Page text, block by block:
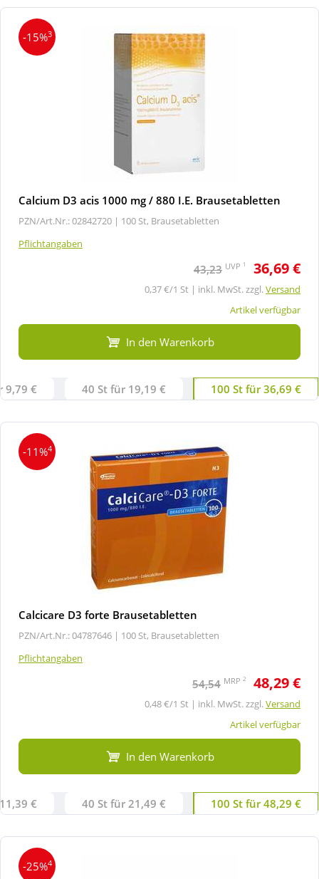
-15%3
Calcium D3 acis 1000 mg / 880 I.E. Brausetabletten
PZN/Art.Nr.: 02842720 | 100 St, Brausetabletten
Pflichtangaben
43,23 UVP 1 36,69 €
0,37 €/1 St | inkl. MwSt. zzgl.Versand
Artikel verfügbar
In den Warenkorb
9,79 € 40 St für 19,19 € 100 St für 36,69 €
-11%4
Calcicare D3 forte Brausetabletten
PZN/Art.Nr.: 04787646 | 100 St, Brausetabletten
Pflichtangaben
54,54 MRP 2 48,29 €
0,48 €/1 St | inkl. MwSt. zzgl.Versand
Artikel verfügbar
In den Warenkorb
€ 40 St für 21,49 € 100 St für 48,29 €
-25%4